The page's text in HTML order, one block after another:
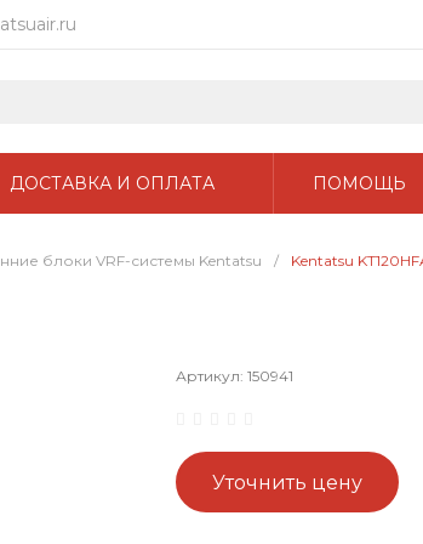
ДОСТАВКА И ОПЛАТА ПОМОЩЬ
блоки VRF-системы Kentatsu / Kentatsu
Артикул: 150941
Уточнить цену